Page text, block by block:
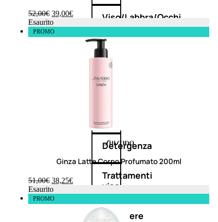
Viso/Labbra/Occhi
Corpo
Mani
Detergenza
Trattamenti
viso
Maschere
52,00€ 39,00€
Esaurito
PROMO
Ginza Latte Corpo Profumato 200ml
51,00€ 38,25€
Esaurito
PROMO